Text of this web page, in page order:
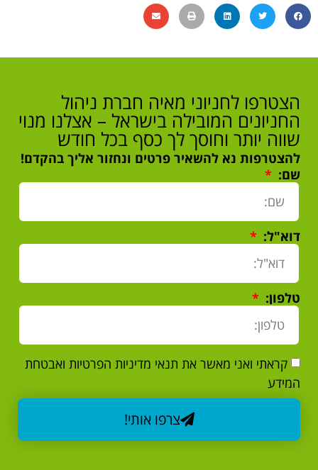
הצטרפו לחניוני מאיה חברת ניהול
החניונים המובילה בישראל – אצלנו מנוי
שווה יותר וחוסך לך כסף בכל חודש
להצטרפות נא להשאיר פרטים ונחזור אליך בהקדם!
שם:
דוא"ל:
טלפון:
קראתי ואני מאשר את תנאי מדיניות הפרטיות ואבטחת
המידע
צרפו אותי!